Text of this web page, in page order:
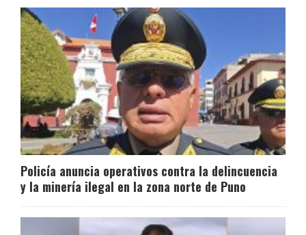
Policía anuncia operativos contra la delincuencia
y la minería ilegal en la zona norte de Puno